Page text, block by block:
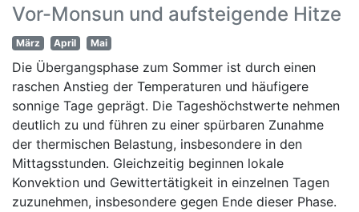
Vor-Monsun und aufsteigende Hitze
März April Mai
Die Übergangsphase zum Sommer ist durch einen
raschen Anstieg der Temperaturen und häufigere
sonnige Tage geprägt. Die Tageshöchstwerte nehmen
deutlich zu und führen zu einer spürbaren Zunahme
der thermischen Belastung, insbesondere in den
Mittagsstunden. Gleichzeitig beginnen lokale
Konvektion und Gewittertätigkeit in einzelnen Tagen
zuzunehmen, insbesondere gegen Ende dieser Phase.